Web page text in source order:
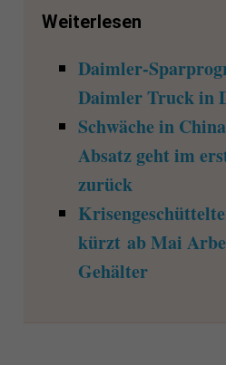
Weiterlesen
Daimler-
Daimler Truck in
Schwäche in
Absatz geht im
zurück
kürzt ab Mai
Gehälter